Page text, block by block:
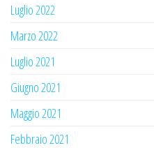
Luglio 2022
Marzo 2022
Luglio 2021
Giugno 2021
Maggio 2021
Febbraio 2021